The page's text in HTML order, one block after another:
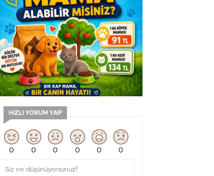
HIZLI YORUM YAP
0 0 0 0 0 0